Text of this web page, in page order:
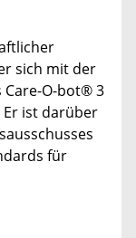
sich mit der
Care-O-bot® 3
ist darüber
für